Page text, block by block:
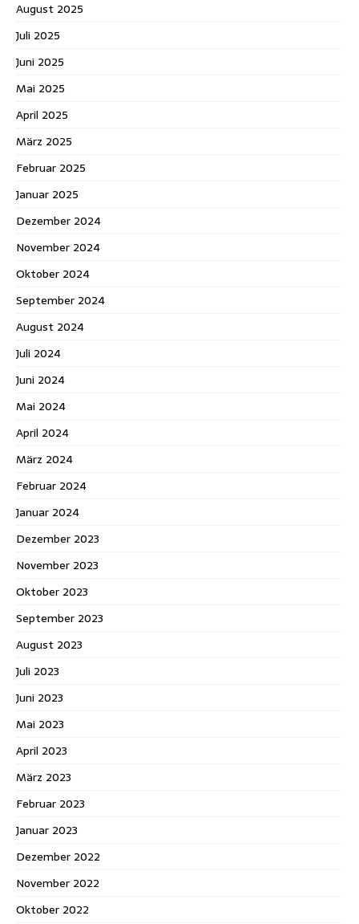
August 2025
Juli 2025
Juni 2025
Mai 2025
April 2025
März 2025
Februar 2025
Januar 2025
Dezember 2024
November 2024
Oktober 2024
September 2024
August 2024
Juli 2024
Juni 2024
Mai 2024
April 2024
März 2024
Februar 2024
Januar 2024
Dezember 2023
November 2023
Oktober 2023
September 2023
August 2023
Juli 2023
Juni 2023
Mai 2023
April 2023
März 2023
Februar 2023
Januar 2023
Dezember 2022
November 2022
Oktober 2022